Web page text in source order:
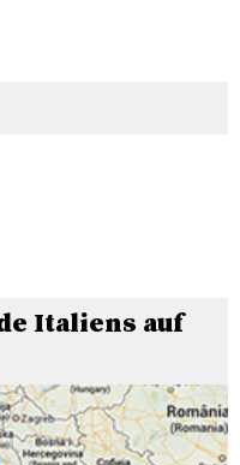
Italiens auf